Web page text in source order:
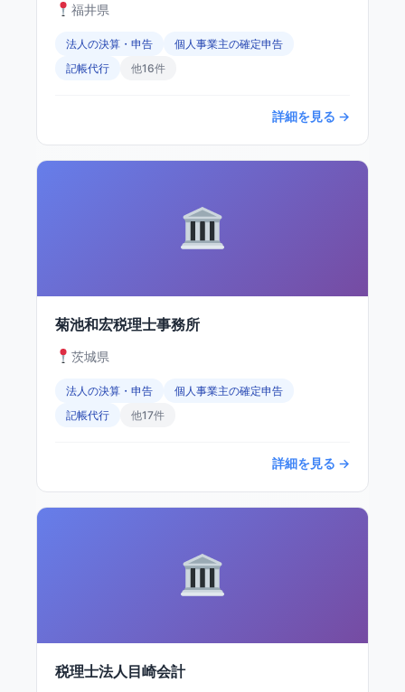
福井県
法人の決算・申告
個人事業主の確定申告
記帳代行
他16件
詳細を見る →
菊池和宏税理士事務所
茨城県
法人の決算・申告
個人事業主の確定申告
記帳代行
他17件
詳細を見る →
税理士法人目崎会計